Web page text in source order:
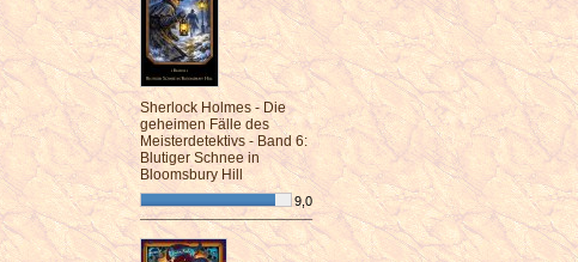
Sherlock Holmes - Die
geheimen Fälle des
Meisterdetektivs - Band 6:
Blutiger Schnee in
Bloomsbury Hill
9,0
¯¯¯¯¯¯¯¯¯¯¯¯¯¯¯¯¯¯¯¯¯¯¯¯